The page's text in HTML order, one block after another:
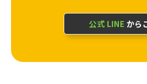
公式 LINE から